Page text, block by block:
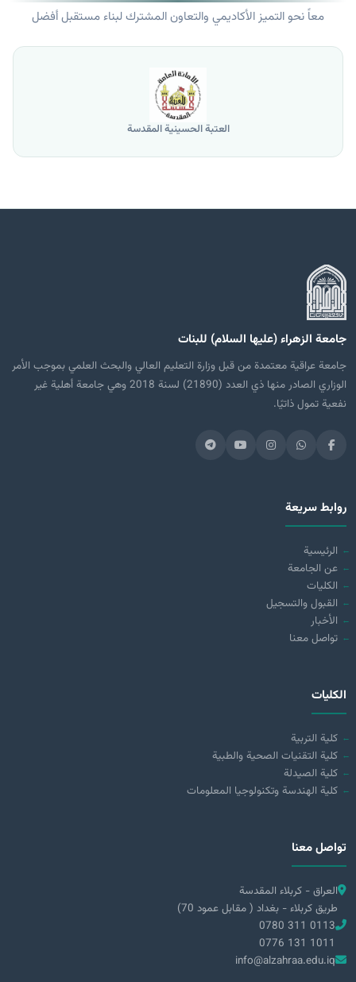
معاً نحو التميز الأكاديمي والتعاون المشترك لبناء مستقبل أفضل
العتبة الحسينية المقدسة
جامعة الزهراء (عليها السلام) للبنات
جامعة عراقية معتمدة من قبل وزارة التعليم العالي والبحث العلمي بموجب الأمر
الوزاري الصادر منها ذي العدد (21890) لسنة 2018 وهي جامعة أهلية غير
نفعية تمول ذاتيًا.
روابط سريعة
الرئيسية
عن الجامعة
الكليات
القبول والتسجيل
الأخبار
تواصل معنا
الكليات
كلية التربية
كلية التقنيات الصحية والطبية
كلية الصيدلة
كلية الهندسة وتكنولوجيا المعلومات
تواصل معنا
العراق - كربلاء المقدسة
طريق كربلاء - بغداد ( مقابل عمود 70)
0780 311 0113
0776 131 1011
info@alzahraa.edu.iq